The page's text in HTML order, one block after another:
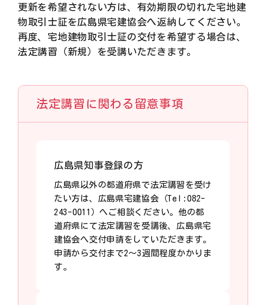
更新を希望されない方は、有効期限の切れた宅地建
物取引士証を広島県宅建協会へ返納してください。
再度、宅地建物取引士証の交付を希望する場合は、
法定講習（新規）を受講いただきます。
法定講習に関わる留意事項
広島県知事登録の方
広島県以外の都道府県で法定講習を受け
たい方は、広島県宅建協会（Tel:082-
243-0011）へご相談ください。他の都
道府県にて法定講習を受講後、広島県宅
建協会へ交付申請をしていただきます。
申請から交付まで2～3週間程度かかりま
す。